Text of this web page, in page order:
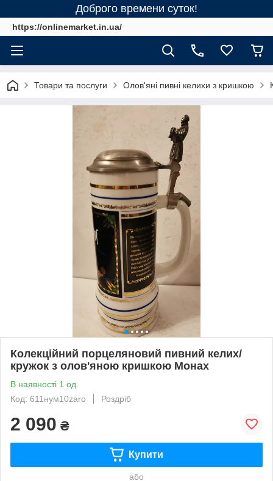
Доброго времени суток!
https://onlinemarket.in.ua/
Товари та послуги Олов'яні пивні келихи з кришкою
Колекційний порцеляновий пивний келих/
кружок з олов'яною кришкою Монах
В наявності 1 од.
Код: 611нум10zaro
Роздріб
2 090 ₴
Купити
або